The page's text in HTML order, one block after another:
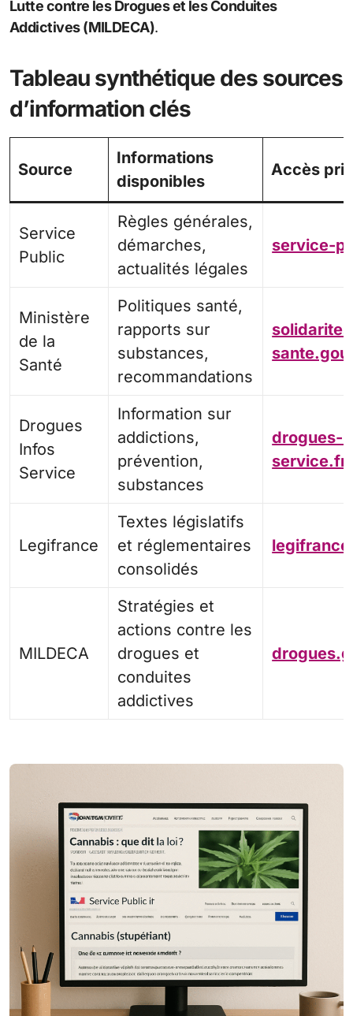
Lutte contre les Drogues et les Conduites
Addictives (MILDECA).
Tableau synthétique des sources
d’information clés
Source
Informations
disponibles
Accès
Service
Public
Règles générales,
démarches,
actualités légales
service-
Ministère
de la
Santé
Politiques santé,
rapports sur
substances,
recommandations
Drogues
Infos
Service
Information sur
addictions,
prévention,
substances
drogues-
service.fr
Legifrance
Textes législatifs
et réglementaires
consolidés
MILDECA
Stratégies et
actions contre les
drogues et
conduites
addictives